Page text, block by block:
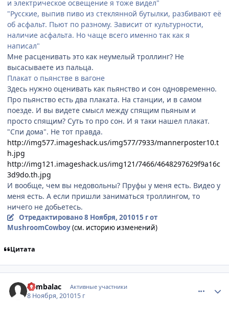
и электрическое освещение я тоже видел"
"Русские, выпив пиво из стеклянной бутылки, разбивают её
об асфальт. Пьют по разному. Зависит от культурности,
наличие асфальта. Но чаще всего именно так как я
написал"
Мне расценивать это как неумелый троллинг? Не
высасываете из пальца.
Плакат о пьянстве в вагоне
Здесь нужно оценивать как пьянство и сон одновременно.
Про пьянство есть два плаката. На станции, и в самом
поезде. И вы видете смысл между спящим пьяным и
просто спящим? Суть то про сон. И я таки нашел плакат.
"Спи дома". Не тот правда.
http://img577.imageshack.us/img577/7933/mannerposter10.t
h.jpg
http://img121.imageshack.us/img121/7466/4648297629f9a16c
3d9do.th.jpg
И вообще, чем вы недовольны? Пруфы у меня есть. Видео у
меня есть. А если пришли заниматься троллингом, то
ничего не добьетесь.
Отредактировано8 Ноября, 201015 гот
MushroomCowboy(см. историю изменений)
Цитата
Rambalac Активные участники
8 Ноября, 201015 г